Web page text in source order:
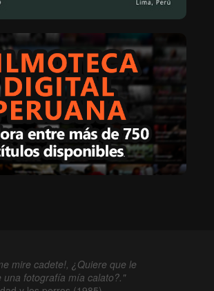
mire cadete!, ¿Quiere que le
una fotografía mía calato?."